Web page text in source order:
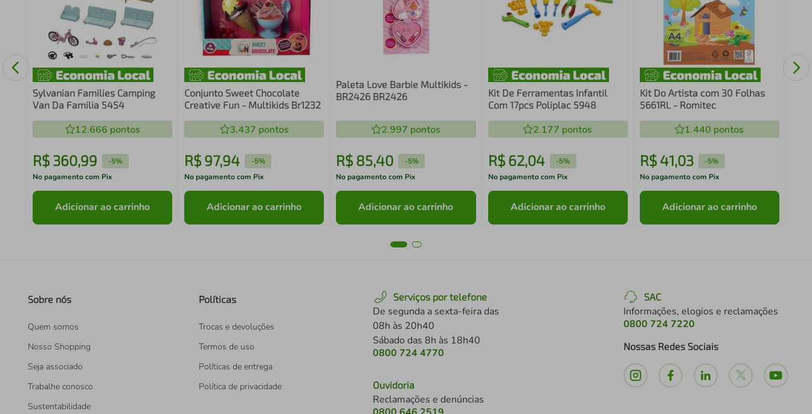
Sylvanian Families Camping
Van Da Familia 5454
12.666 pontos
R$ 360,99 -5%
No pagamento com Pix
Adicionar ao carrinho
Conjunto Sweet Chocolate
Creative Fun - Multikids Br1232
3.437 pontos
R$ 97,94 -5%
No pagamento com Pix
Adicionar ao carrinho
Paleta Love Barbie Multikids -
BR2426 BR2426
2.997 pontos
R$85,40 -5%
No pagamento com Pix
Adicionar ao carrinho
Kit De Ferramentas Infantil
Com 17pcs Poliplac 5948
2.177 pontos
R$ 62,04 -5%
No pagamento com Pix
Adicionar ao carrinho
Kit Do Artista com 30 Folhas
5661RL - Romitec
1.440 pontos
R$ 41,03 -5%
No pagamento com Pix
Adicionar ao carrinho
Sobre nós
Quem somos
Nosso Shopping
Seja associado
Trabalhe conosco
Sustentabilidade
Políticas
Trocas e devoluções
Termos de uso
Políticas de entrega
Política de privacidade
Serviços por telefone
De segunda a sexta-feira das
08h às 20h40
Sábado das 8h às 18h40
0800 724 4770
Ouvidoria
Reclamações e denúncias
SAC
Informações, elogios e reclamações
0800 724 7220
Nossas Redes Sociais